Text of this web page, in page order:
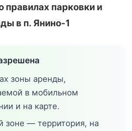
парковки и
в п. Янино-1
зоны аренды,
в мобильном
и на карте.
зоне — территория, на